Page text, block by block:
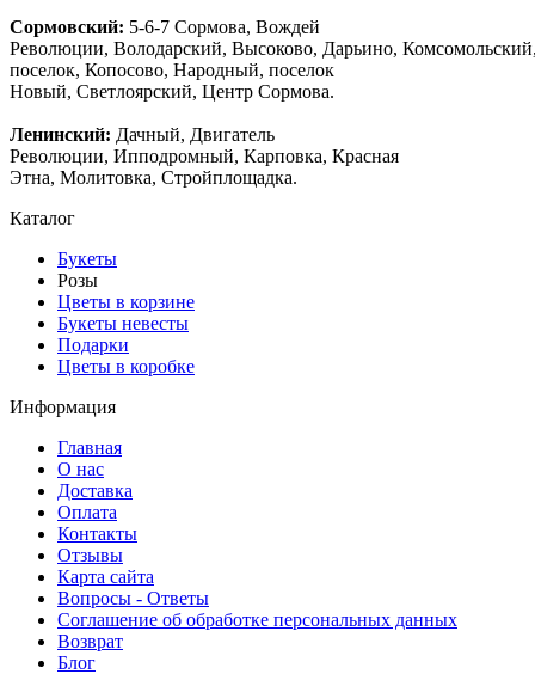
Сормовский: 5-6-7 Сормова, Вождей
Революции, Володарский, Высоково, Дарьино,
поселок, Копосово, Народный, поселок
Новый, Светлоярский, Центр Сормова.
Ленинский: Дачный, Двигатель
Революции, Ипподромный, Карповка, Красная
Этна, Молитовка, Стройплощадка.
Каталог
Букеты
Розы
Цветы в корзине
Букеты невесты
Подарки
Цветы в коробке
Информация
Главная
О нас
Доставка
Оплата
Контакты
Отзывы
Карта сайта
Вопросы - Ответы
Соглашение об обработке персональных данных
Возврат
Блог